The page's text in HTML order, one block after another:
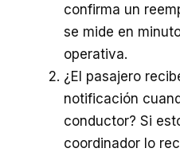
confirma un
se mide en
operativa.
¿El pasajero
notificación
conductor? Si
coordinador lo